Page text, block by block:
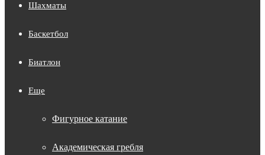
Шахматы
Баскетбол
Биатлон
Еще
Фигурное катание
Академическая гребля